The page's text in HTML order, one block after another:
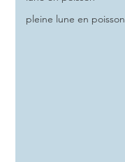
pleine lune en poisson